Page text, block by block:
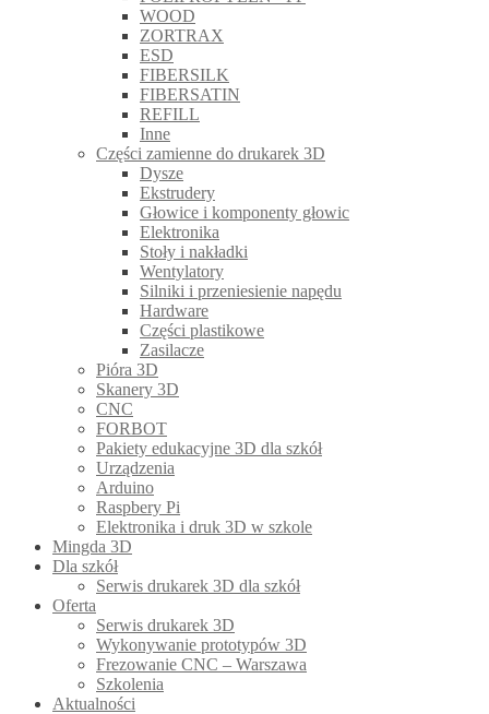
WOOD
ZORTRAX
ESD
FIBERSILK
FIBERSATIN
REFILL
Inne
Części zamienne do drukarek 3D
Dysze
Ekstrudery
Głowice i komponenty głowic
Elektronika
Stoły i nakładki
Wentylatory
Silniki i przeniesienie napędu
Hardware
Części plastikowe
Zasilacze
Pióra 3D
Skanery 3D
CNC
FORBOT
Pakiety edukacyjne 3D dla szkół
Urządzenia
Arduino
Raspbery Pi
Elektronika i druk 3D w szkole
Mingda 3D
Dla szkół
Serwis drukarek 3D dla szkół
Oferta
Serwis drukarek 3D
Wykonywanie prototypów 3D
Frezowanie CNC – Warszawa
Szkolenia
Aktualności